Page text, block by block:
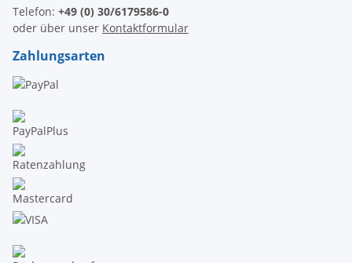
Telefon: +49 (0) 30/6179586-0
oder über unser Kontaktformular
Zahlungsarten